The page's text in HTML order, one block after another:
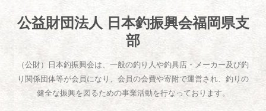
公益財団法人 日本釣振興会福岡県支
部
（公財）日本釣振興会は、一般の釣り人や釣具店・メーカー及び釣
り関係団体等が会員になり、会員の会費や寄附で運営され、釣りの
健全な振興を図るための事業活動を行なっております。